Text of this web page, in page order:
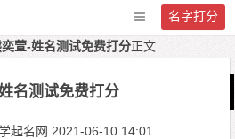
名字打分
萱-姓名测试免费打分正文
名测试免费打分
起名网 2021-06-10 14:01